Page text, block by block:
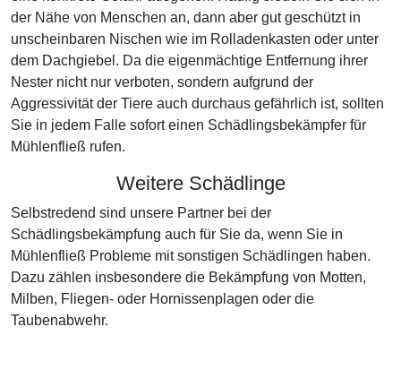
der Nähe von Menschen an, dann aber gut geschützt in
unscheinbaren Nischen wie im Rolladenkasten oder unter
dem Dachgiebel. Da die eigenmächtige Entfernung ihrer
Nester nicht nur verboten, sondern aufgrund der
Aggressivität der Tiere auch durchaus gefährlich ist, sollten
Sie in jedem Falle sofort einen Schädlingsbekämpfer für
Mühlenfließ rufen.
Weitere Schädlinge
Selbstredend sind unsere Partner bei der
Schädlingsbekämpfung auch für Sie da, wenn Sie in
Mühlenfließ Probleme mit sonstigen Schädlingen haben.
Dazu zählen insbesondere die Bekämpfung von Motten,
Milben, Fliegen- oder Hornissenplagen oder die
Taubenabwehr.